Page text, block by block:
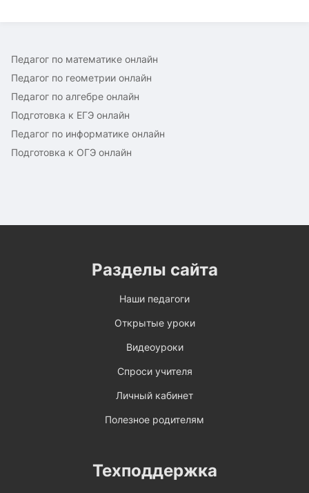
Педагог по математике онлайн
Педагог по геометрии онлайн
Педагог по алгебре онлайн
Подготовка к ЕГЭ онлайн
Педагог по информатике онлайн
Подготовка к ОГЭ онлайн
Разделы сайта
Наши педагоги
Открытые уроки
Видеоуроки
Спроси учителя
Личный кабинет
Полезное родителям
Техподдержка